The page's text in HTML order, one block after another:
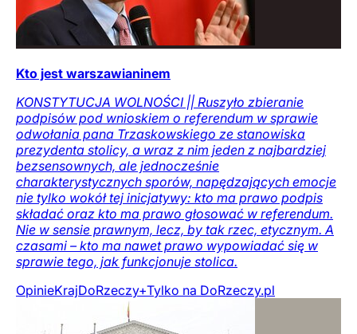
Kto jest warszawianinem
KONSTYTUCJA WOLNOŚCI || Ruszyło zbieranie
podpisów pod wnioskiem o referendum w sprawie
odwołania pana Trzaskowskiego ze stanowiska
prezydenta stolicy, a wraz z nim jeden z najbardziej
bezsensownych, ale jednocześnie
charakterystycznych sporów, napędzających emocje
nie tylko wokół tej inicjatywy: kto ma prawo podpis
składać oraz kto ma prawo głosować w referendum.
Nie w sensie prawnym, lecz, by tak rzec, etycznym. A
czasami – kto ma nawet prawo wypowiadać się w
sprawie tego, jak funkcjonuje stolica.
OpinieKrajDoRzeczy+Tylko na DoRzeczy.pl